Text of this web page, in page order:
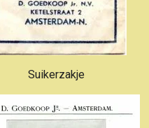
Suikerzakje